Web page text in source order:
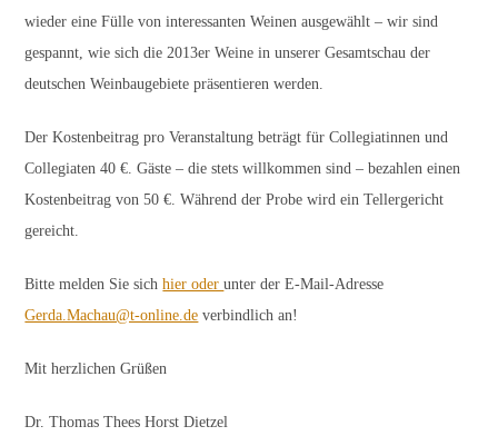
wieder eine Fülle von interessanten Weinen ausgewählt – wir sind
gespannt, wie sich die 2013er Weine in unserer Gesamtschau der
deutschen Weinbaugebiete präsentieren werden.
Der Kostenbeitrag pro Veranstaltung beträgt für Collegiatinnen und
Collegiaten 40 €. Gäste – die stets willkommen sind – bezahlen einen
Kostenbeitrag von 50 €. Während der Probe wird ein Tellergericht
gereicht.
Bitte melden Sie sichhier oderunter der E-Mail-Adresse
Gerda.Machau@t-online.de verbindlich an!
Mit herzlichen Grüßen
Dr. Thomas Thees Horst Dietzel